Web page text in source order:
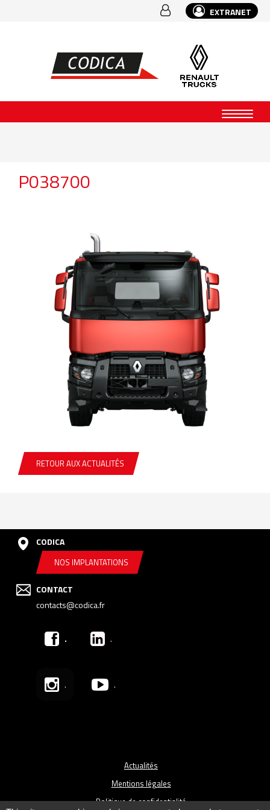
EXTRANET
P038700
RETOUR AUX ACTUALITÉS
CODICA
NOS IMPLANTATIONS
CONTACT
contacts@codica.fr
. .
. .
Actualités
Mentions légales
Politique de confidentialité